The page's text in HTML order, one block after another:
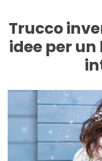
Trucco
idee per